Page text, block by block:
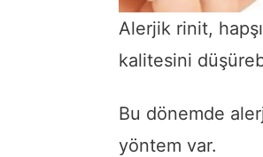
Alerjik rinit,
kalitesini
Bu dönemde
yöntem var.